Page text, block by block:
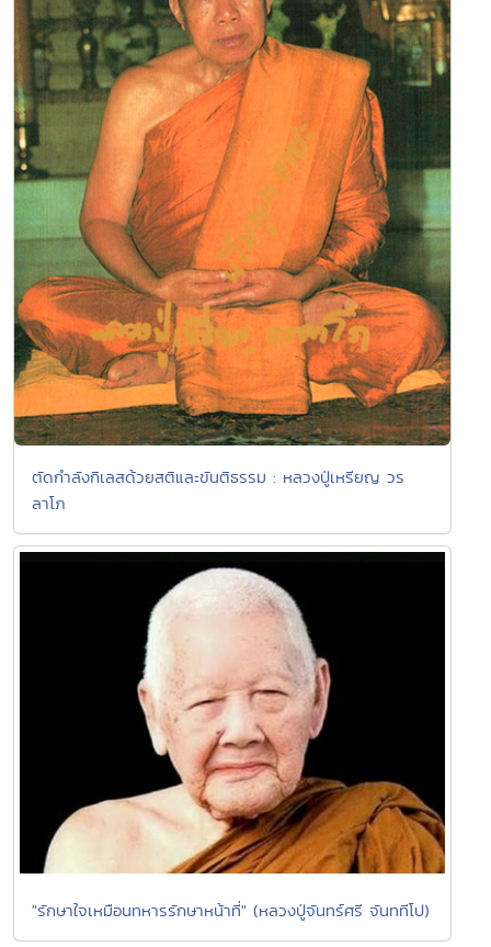
ตัดกำลังกิเลสด้วยสติและขันติธรรม : หลวงปู่เหรียญ วร
ลาโภ
"รักษาใจเหมือนทหารรักษาหน้าที่" (หลวงปู่จันทร์ศรี จันททีโป)